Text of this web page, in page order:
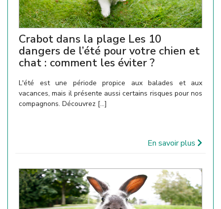
Crabot dans la plage Les 10
dangers de l’été pour votre chien et
chat : comment les éviter ?
L'été est une période propice aux balades et aux
vacances, mais il présente aussi certains risques pour nos
compagnons. Découvrez [...]
En savoir plus